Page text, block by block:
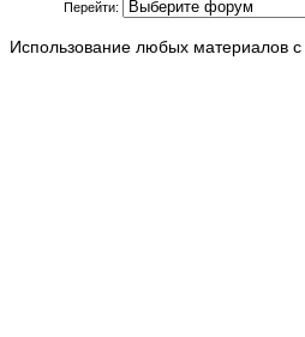
Перейти:
Использование любых материалов